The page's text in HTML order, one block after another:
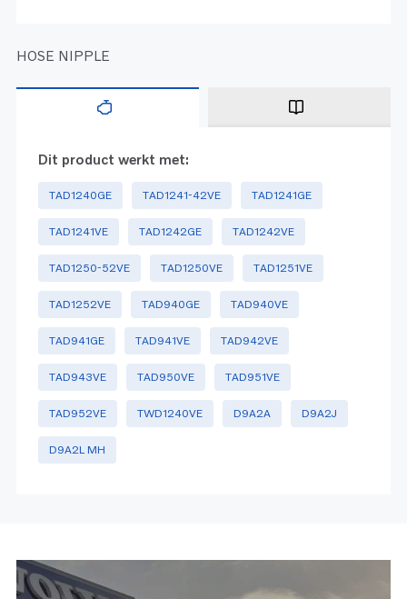
HOSE NIPPLE
Dit product werkt met:
TAD1240GE TAD1241-42VE TAD1241GE
TAD1241VE TAD1242GE TAD1242VE
TAD1250-52VE TAD1250VE TAD1251VE
TAD1252VE TAD940GE TAD940VE
TAD941GE TAD941VE TAD942VE
TAD943VE TAD950VE TAD951VE
TAD952VE TWD1240VE D9A2A D9A2J
D9A2L MH